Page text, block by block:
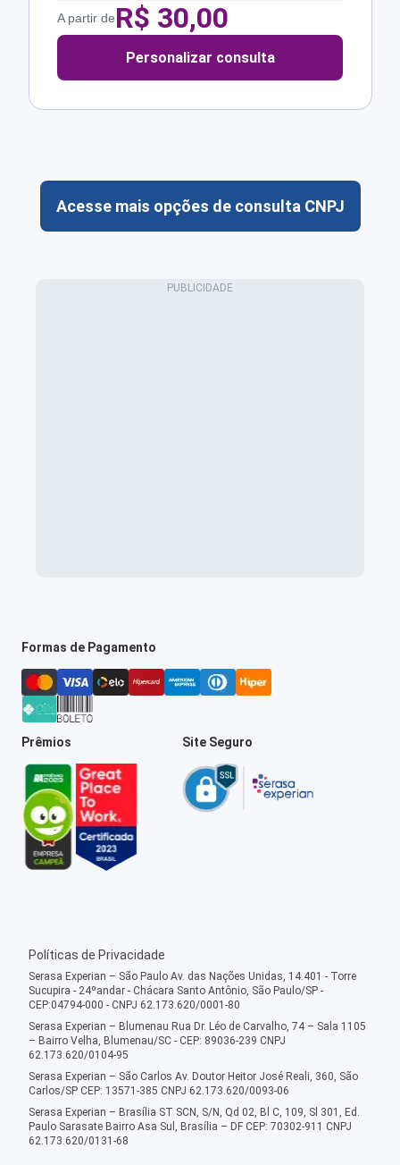
A partir deR$ 30,00
Personalizar consulta
Acesse mais opções de consulta CNPJ
Formas de Pagamento
Prêmios Site Seguro
Políticas de Privacidade
Serasa Experian – São Paulo Av. das Nações Unidas, 14.401 - Torre
Sucupira - 24ºandar - Chácara Santo Antônio, São Paulo/SP -
CEP:04794-000 - CNPJ 62.173.620/0001-80
Serasa Experian – Blumenau Rua Dr. Léo de Carvalho, 74 – Sala 1105
– Bairro Velha, Blumenau/SC - CEP: 89036-239 CNPJ
62.173.620/0104-95
Serasa Experian – São Carlos Av. Doutor Heitor José Reali, 360, São
Carlos/SP CEP: 13571-385 CNPJ 62.173.620/0093-06
Serasa Experian – Brasília ST SCN, S/N, Qd 02, Bl C, 109, Sl 301, Ed.
Paulo Sarasate Bairro Asa Sul, Brasília – DF CEP: 70302-911 CNPJ
62.173.620/0131-68